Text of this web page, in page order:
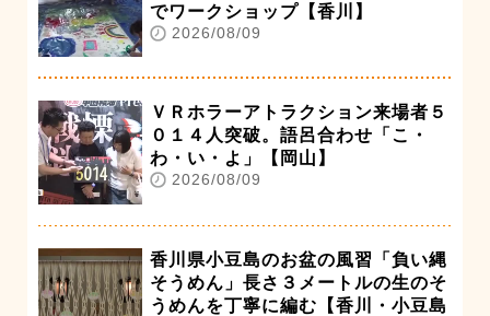
でワークショップ【香川】
2026/08/09
ＶＲホラーアトラクション来場者５
０１４人突破。語呂合わせ「こ・
わ・い・よ」【岡山】
2026/08/09
香川県小豆島のお盆の風習「負い縄
そうめん」長さ３メートルの生のそ
うめんを丁寧に編む【香川・小豆島